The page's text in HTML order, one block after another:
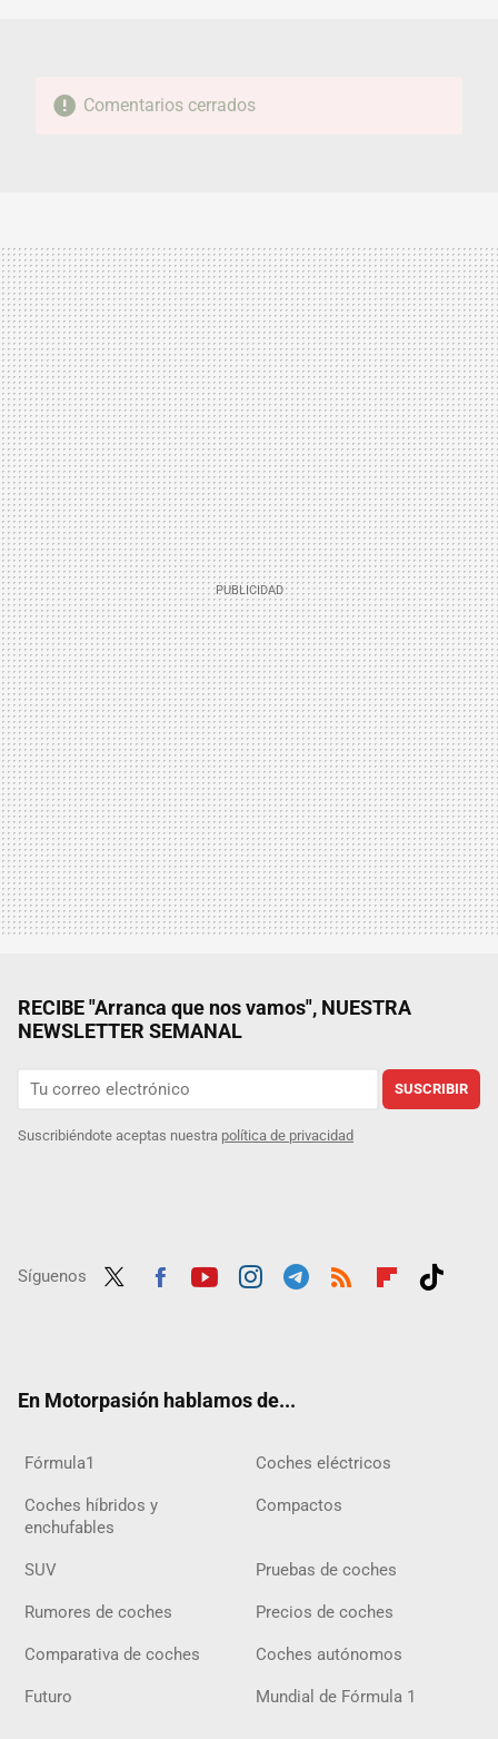
Comentarios cerrados
RECIBE "Arranca que nos vamos", NUESTRA
NEWSLETTER SEMANAL
SUSCRIBIR
Suscribiéndote aceptas nuestra política de privacidad
Síguenos
En Motorpasión hablamos de...
Fórmula1 Coches eléctricos
Coches híbridos y
enchufables
Compactos
SUV Pruebas de coches
Rumores de coches Precios de coches
Comparativa de coches Coches autónomos
Futuro Mundial de Fórmula 1